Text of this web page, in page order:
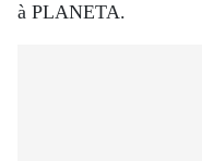
à PLANETA.